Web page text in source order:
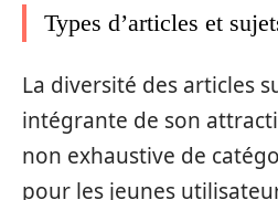
Types d’articles et
La diversité des articles
intégrante de son
non exhaustive de
pour les jeunes